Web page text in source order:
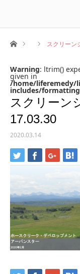
ホーム スクリーン
Warning: ltrim()
given in
/home/liferemedy/
includes/
スクリーン
17.03.30
2020.03.14